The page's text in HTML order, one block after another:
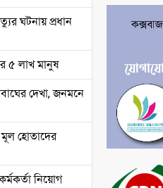
ঘটনায় প্রধান
৫ লাখ মানুষ
দেখা, জনমনে
মূল হোতাদের
নিয়োগ